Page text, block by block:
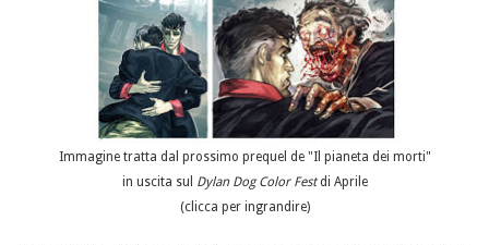
Immagine tratta dal prossimo prequel de "Il pianeta dei morti"
in uscita sul Dylan Dog Color Festdi Aprile
(clicca per ingrandire)